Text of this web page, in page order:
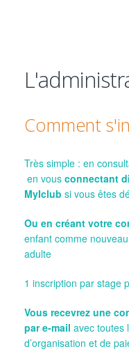
Comment
Très simple : en
en vous connectant
MyIclub si vous êtes
Ou en créant votre
enfant comme
adulte
1 inscription par stage
Vous recevrez une
par e-mail avec toutes
d’organisation et de